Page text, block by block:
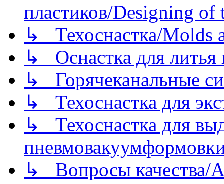
пластиков/Designing of
↳ Техоснастка/Molds
↳ Оснастка для литья
↳ Горячеканальные
↳ Техоснастка для
↳ Техоснастка для
↳ Вопросы качества/